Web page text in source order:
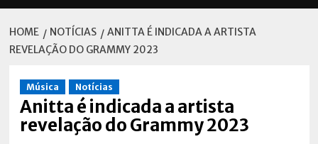
HOME NOTÍCIAS
ANITTA É INDICADA A ARTISTA
REVELAÇÃO DO GRAMMY 2023
Música Notícias
Anitta é indicada a artista
revelação do Grammy 2023